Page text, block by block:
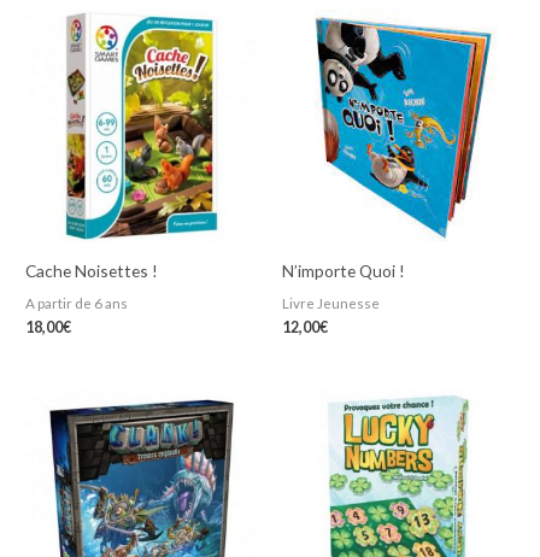
Cache Noisettes !
A partir de 6 ans
18,00€
N’importe Quoi !
Livre Jeunesse
12,00€